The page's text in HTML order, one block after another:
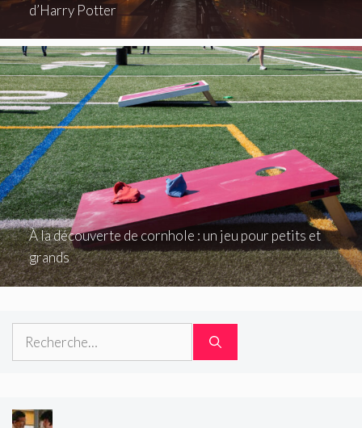
d’Harry Potter
À la découverte de cornhole : un jeu pour petits et
grands
Rechercher :